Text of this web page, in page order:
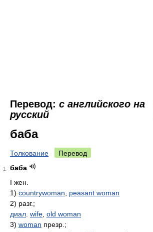
Перевод: с английского на
русский
баба
Толкование Перевод
1
баба
I жен.
1) countrywoman
peasant woman
2) разг.;
диал wife old woman
3) woman презр.;